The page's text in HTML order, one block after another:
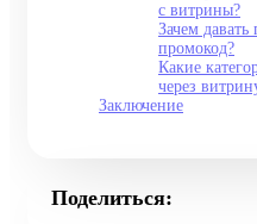
с витрины?
Зачем
промокод?
Какие
через
Заключение
Поделиться: